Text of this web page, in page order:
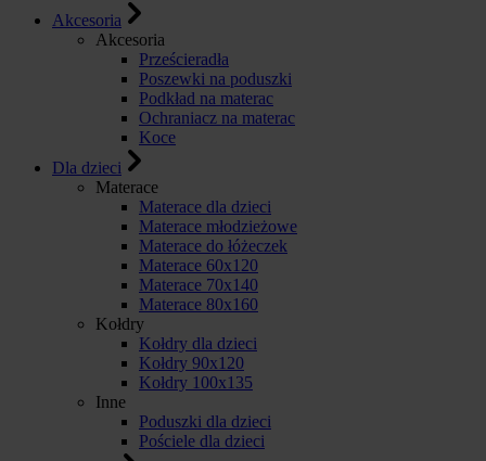
Akcesoria
Akcesoria
Prześcieradła
Poszewki na poduszki
Podkład na materac
Ochraniacz na materac
Koce
Dla dzieci
Materace
Materace dla dzieci
Materace młodzieżowe
Materace do łóżeczek
Materace 60x120
Materace 70x140
Materace 80x160
Kołdry
Kołdry dla dzieci
Kołdry 90x120
Kołdry 100x135
Inne
Poduszki dla dzieci
Pościele dla dzieci